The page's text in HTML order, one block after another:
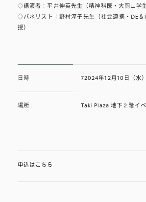
◇講演者：平井伸英先生（精神科医・大岡山学
◇パネリスト：野村淳子先生（社会連携・DE
授）
日時 72024年12月10日（水
場所 Taki Plaza 地下２階イ
申込はこちら